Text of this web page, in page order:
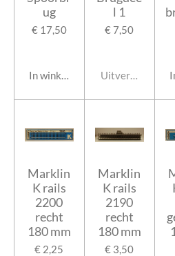
ug
€ 17,50
In winkelwagen
l 1
€ 7,50
Uitverkocht
Marklin
K rails
2200
recht
180 mm
€ 2,25
Marklin
K rails
2190
recht
180 mm
€ 3,50